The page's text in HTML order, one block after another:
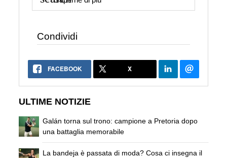
Condividi
FACEBOOK X
ULTIME NOTIZIE
Galán torna sul trono: campione a Pretoria dopo
una battaglia memorabile
La bandeja è passata di moda? Cosa ci insegna il